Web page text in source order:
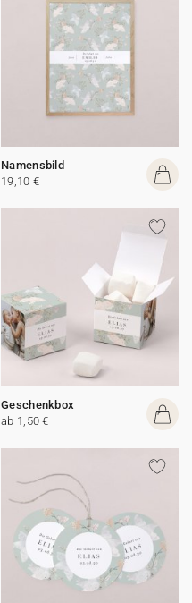
Namensbild
19,10 €
Geschenkbox
ab 1,50 €